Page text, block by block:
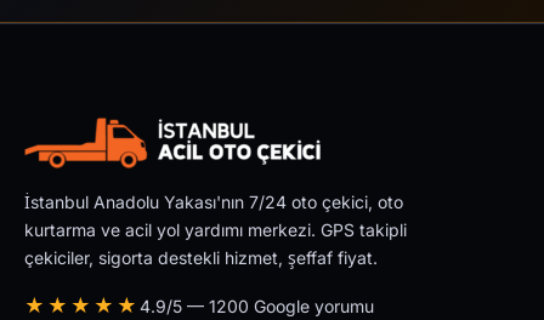
İstanbul Anadolu Yakası'nın 7/24 oto çekici, oto
kurtarma ve acil yol yardımı merkezi. GPS takipli
çekiciler, sigorta destekli hizmet, şeffaf fiyat.
★★★★★ 4.9/5 — 1200 Google yorumu